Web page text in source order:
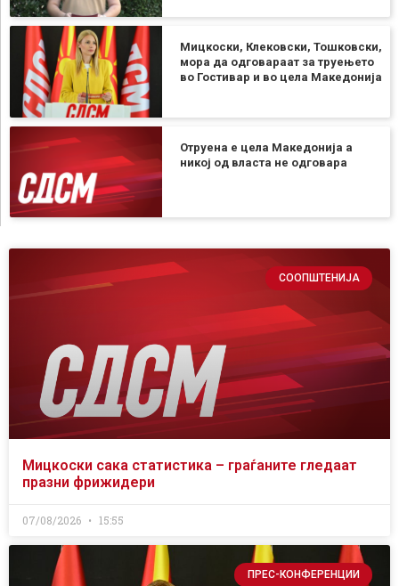
Мицкоски, Клековски, Тошковски,
мора да одговараат за труењето
во Гостивар и во цела Македонија
Отруена е цела Македонија а
никој од власта не одговара
СООПШТЕНИЈА
Мицкоски сака статистика – граѓаните гледаат
празни фрижидери
07/08/2026 15:55
ПРЕС-КОНФЕРЕНЦИИ